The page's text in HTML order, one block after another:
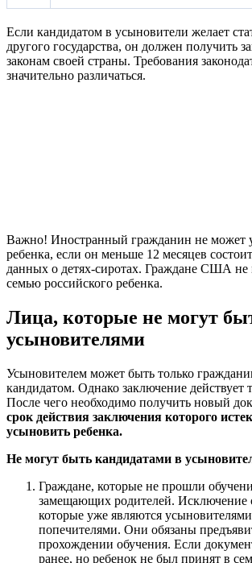
Если кандидатом в усыновители желает
другого государства, он должен получить
законам своей страны. Требования
значительно различаться.
Важно! Иностранный гражданин не может
ребенка, если он меньше 12 месяцев
данных о детях-сиротах. Граждане США не
семью российского ребенка.
Лица, которые не могут
усыновителями
Усыновителем может быть только
кандидатом. Однако заключение действует
После чего необходимо получить новый
срок действия заключения которого
усыновить ребенка.
Не могут быть кандидатами в
Граждане, которые не прошли
замещающих родителей. Исключение
которые уже являются
попечителями. Они обязаны
прохождении обучения. Если
ранее, но ребенок не был принят в